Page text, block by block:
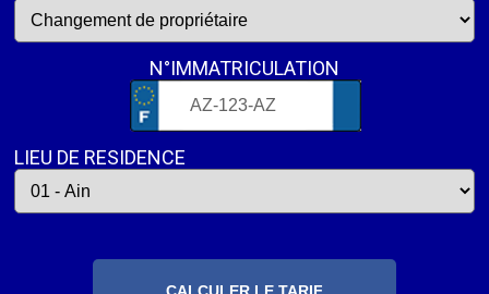
N°IMMATRICULATION
LIEU DE RESIDENCE